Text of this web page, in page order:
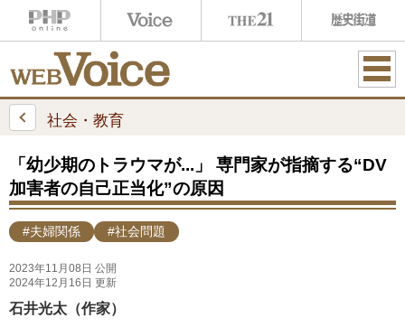
ME
社会・教育
「幼少期のトラウマが...」 専門家が指摘する“DV
加害者の自己正当化”の原因
#夫婦関係 #社会問題
2023年11月08日 公開
2024年12月16日 更新
石井光太（作家）